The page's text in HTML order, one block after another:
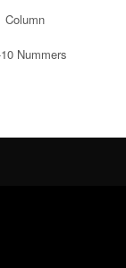
Column
Nummers